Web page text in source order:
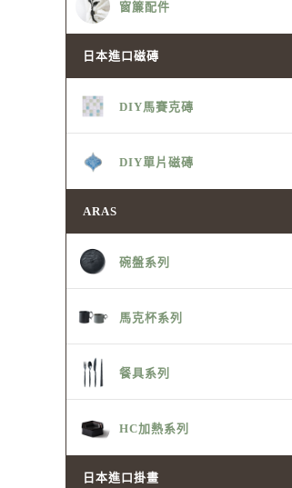
窗簾配件
日本進口磁磚
DIY馬賽克磚
DIY單片磁磚
ARAS
碗盤系列
馬克杯系列
餐具系列
HC加熱系列
日本進口掛畫